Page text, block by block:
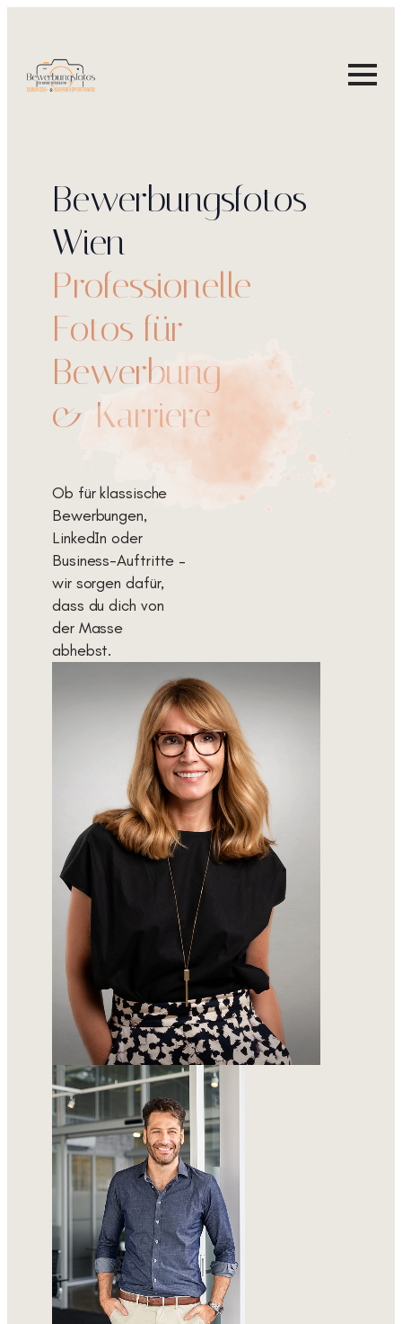
springen
Bewerbungsfotos
Wien –
Professionelle
Fotos für
Bewerbung
& Karriere
Ob für klassische
Bewerbungen,
LinkedIn oder
Business-Auftritte –
wir sorgen dafür,
dass du dich von
der Masse
abhebst.